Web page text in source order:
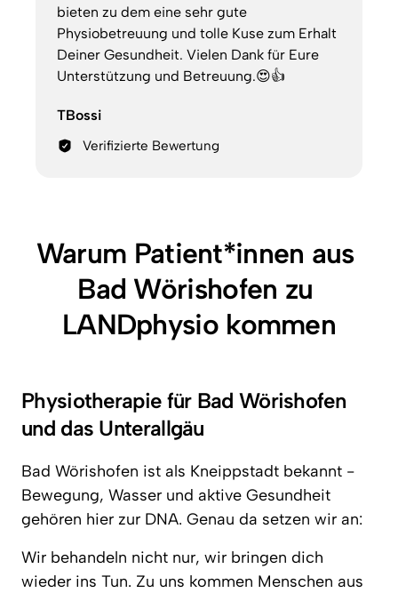
bieten zu dem eine sehr gute
Physiobetreuung und tolle Kuse zum Erhalt
Deiner Gesundheit. Vielen Dank für Eure
Unterstützung und Betreuung.😍👍
TBossi
Verifizierte Bewertung
Warum Patient*innen aus
Bad Wörishofen zu
LANDphysio kommen
Physiotherapie für Bad Wörishofen
und das Unterallgäu
Bad Wörishofen ist als Kneippstadt bekannt -
Bewegung, Wasser und aktive Gesundheit
gehören hier zur DNA. Genau da setzen wir an:
Wir behandeln nicht nur, wir bringen dich
wieder ins Tun. Zu uns kommen Menschen aus